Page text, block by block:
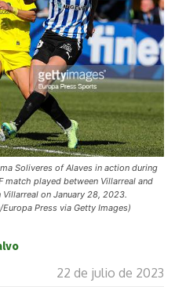
Soliveres of Alaves in action during
match played between Villarreal and
on January 28, 2023.
Press via Getty Images)
22 de julio de 2023